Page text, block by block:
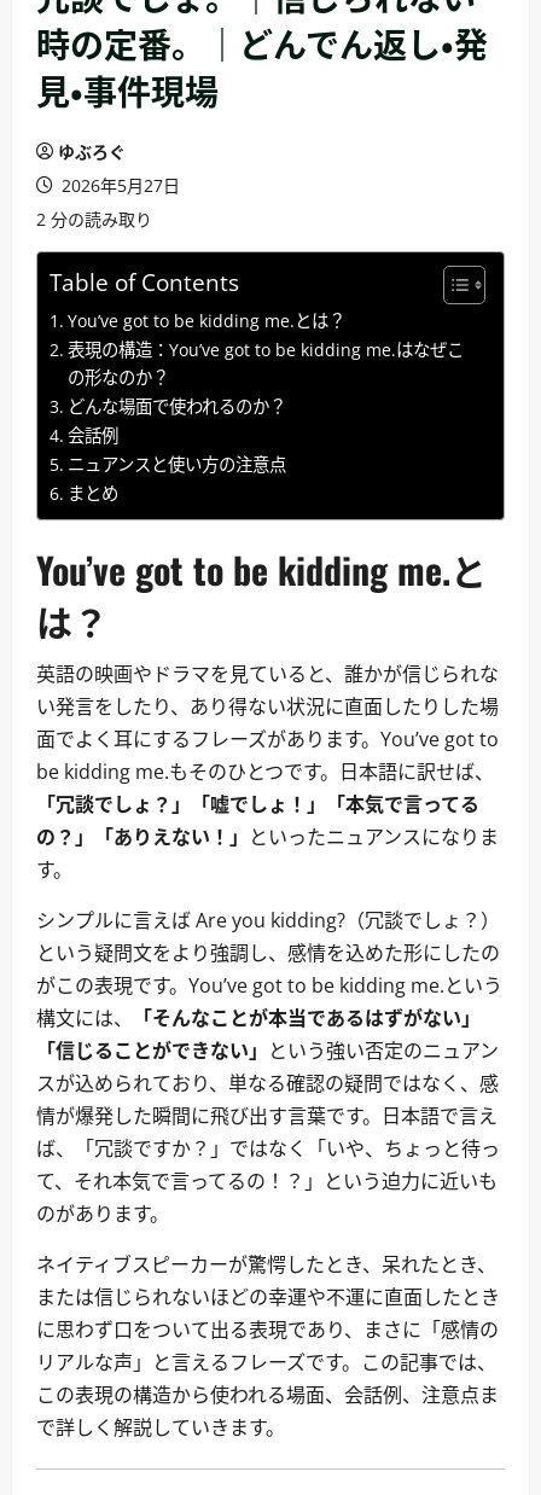
時の定番。｜どんでん返し・発
見・事件現場
ゆぶろぐ
2026年5月27日
2 分の読み取り
Table of Contents
You’ve got to be kidding me.とは？
表現の構造：You’ve got to be kidding me.はなぜこ
の形なのか？
どんな場面で使われるのか？
会話例
ニュアンスと使い方の注意点
まとめ
You’ve got to be kidding me.と
は？
英語の映画やドラマを見ていると、誰かが信じられな
い発言をしたり、あり得ない状況に直面したりした場
面でよく耳にするフレーズがあります。You’ve got to
be kidding me.もそのひとつです。日本語に訳せば、
「冗談でしょ？」「嘘でしょ！」「本気で言ってる
の？」「ありえない！」 といったニュアンスになりま
す。
シンプルに言えば Are you kidding?（冗談でしょ？）
という疑問文をより強調し、感情を込めた形にしたの
がこの表現です。You’ve got to be kidding me.という
構文には、
「そんなことが本当であるはずがない」
「信じることができない」 という強い否定のニュアン
スが込められており、単なる確認の疑問ではなく、感
情が爆発した瞬間に飛び出す言葉です。日本語で言え
ば、「冗談ですか？」ではなく「いや、ちょっと待っ
て、それ本気で言ってるの！？」という迫力に近いも
のがあります。
ネイティブスピーカーが驚愕したとき、呆れたとき、
または信じられないほどの幸運や不運に直面したとき
に思わず口をついて出る表現であり、まさに「感情の
リアルな声」と言えるフレーズです。この記事では、
この表現の構造から使われる場面、会話例、注意点ま
で詳しく解説していきます。